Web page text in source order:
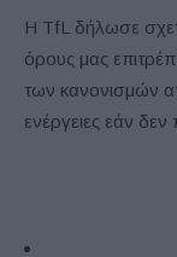
Η TfL δήλωσε
όρους μας
των κανονισμών
ενέργειες εάν